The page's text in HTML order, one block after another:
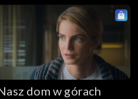
dom w górach